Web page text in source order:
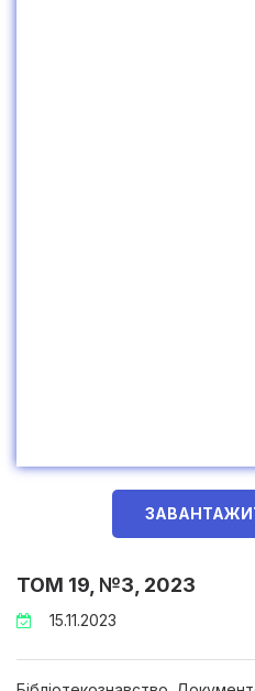
ТОМ 19, №3, 2023
15.11.2023